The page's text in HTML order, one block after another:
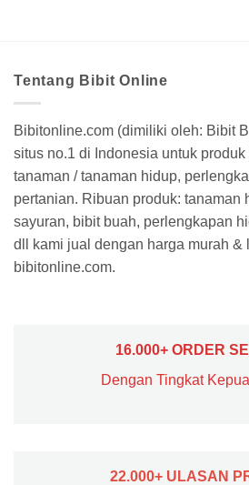
Tentang Bibit Online
Bibitonline.com (dimiliki oleh: Bibit
situs no.1 di Indonesia untuk
tanaman / tanaman hidup,
pertanian. Ribuan produk: tanaman
sayuran, bibit buah, perlengkapan
dll kami jual dengan harga murah &
bibitonline.com.
16.000+ ORDER
Dengan Tingkat
22.000+ ULASAN